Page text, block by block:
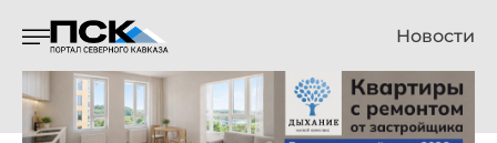
Новости